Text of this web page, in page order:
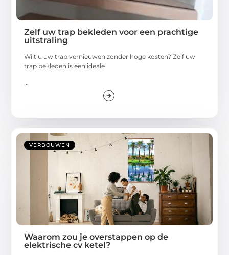
Zelf uw trap bekleden voor een prachtige
uitstraling
Wilt u uw trap vernieuwen zonder hoge kosten? Zelf uw
trap bekleden is een ideale
VERBOUWEN
Waarom zou je overstappen op de
elektrische cv ketel?